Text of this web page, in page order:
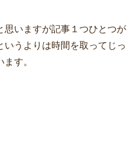
いますが記事１つひとつが
うよりは時間を取ってじっ
す。